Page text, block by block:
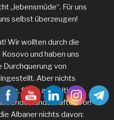
„lebensmüde“. Für uns
selbst überzeugen!
Wir wollten durch die
und haben uns
Durchquerung von
Aber nichts
frisch asphaltierte
Landschaften vor!
Albaner nichts davon: